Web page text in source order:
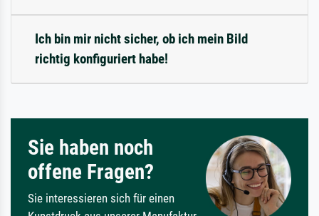
Ich bin mir nicht sicher, ob ich mein Bild
richtig konfiguriert habe!
Sie haben noch
offene Fragen?
Sie interessieren sich für einen